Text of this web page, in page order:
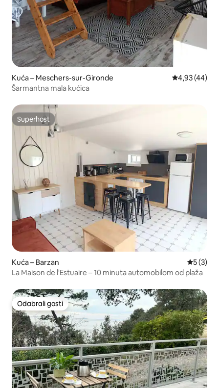
Kuća – Meschers-sur-Gironde Prosječna
4,93 (44)
Šarmantna mala kućica
Superhost
Superhost
Kuća – Barzan
5 (3)
La Maison de l'Estuaire – 10 minuta automobilom od plaža
Odabrali gosti
Odabrali gosti